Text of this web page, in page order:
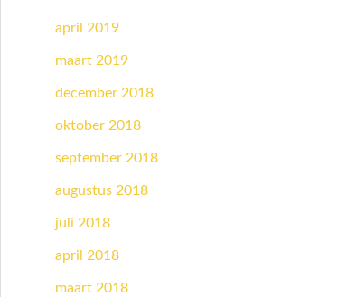
april 2019
maart 2019
december 2018
oktober 2018
september 2018
augustus 2018
juli 2018
april 2018
maart 2018